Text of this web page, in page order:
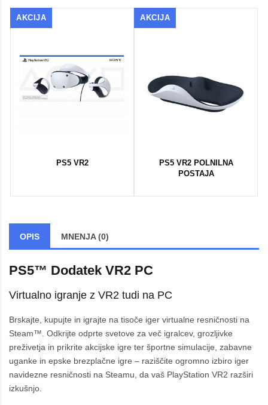
AKCIJA
PS5 VR2
AKCIJA
PS5 VR2 POLNILNA
POSTAJA
OPIS MNENJA (0)
PS5™ Dodatek VR2 PC
Virtualno igranje z VR2 tudi na PC
Brskajte, kupujte in igrajte na tisoče iger virtualne resničnosti na
Steam™. Odkrijte odprte svetove za več igralcev, grozljivke
preživetja in prikrite akcijske igre ter športne simulacije, zabavne
uganke in epske brezplačne igre – raziščite ogromno izbiro iger
navidezne resničnosti na Steamu, da vaš PlayStation VR2 razširi
izkušnjo.